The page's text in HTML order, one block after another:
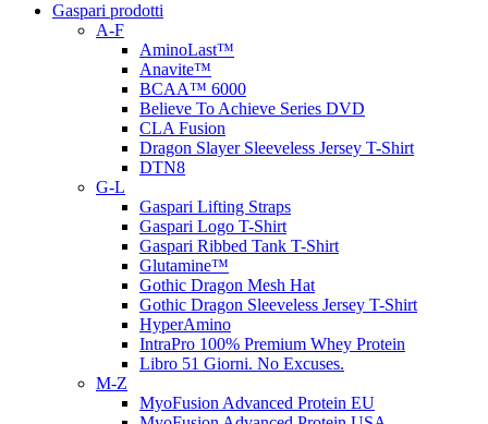
Gaspari prodotti
A-F
AminoLast™
Anavite™
BCAA™ 6000
Believe To Achieve Series DVD
CLA Fusion
Dragon Slayer Sleeveless Jersey T-Shirt
DTN8
G-L
Gaspari Lifting Straps
Gaspari Logo T-Shirt
Gaspari Ribbed Tank T-Shirt
Glutamine™
Gothic Dragon Mesh Hat
Gothic Dragon Sleeveless Jersey T-Shirt
HyperAmino
IntraPro 100% Premium Whey Protein
Libro 51 Giorni. No Excuses.
M-Z
MyoFusion Advanced Protein EU